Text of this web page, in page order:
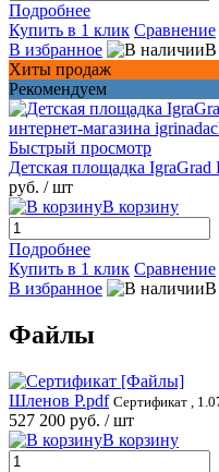
Подробнее
Купить в 1 клик Сравнение
В избранное
В
Хиты продаж
Рекомендуем
Быстрый просмотр
Детская площадка
руб. / шт
В корзину
Подробнее
Купить в 1 клик Сравнение
В избранное
В
Файлы
Шленов Р.pdf Сертификат ,
527 200 руб. / шт
В корзину